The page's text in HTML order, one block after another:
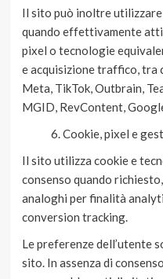
Il sito può inoltre
quando effettivamente
pixel o tecnologie
e acquisizione traffico, tra
Meta, TikTok, Outbrain,
MGID, RevContent,
Cookie, pixel e
Il sito utilizza cookie e
consenso quando
analoghi per finalità
conversion tracking.
Le preferenze dell’utente
sito. In assenza di